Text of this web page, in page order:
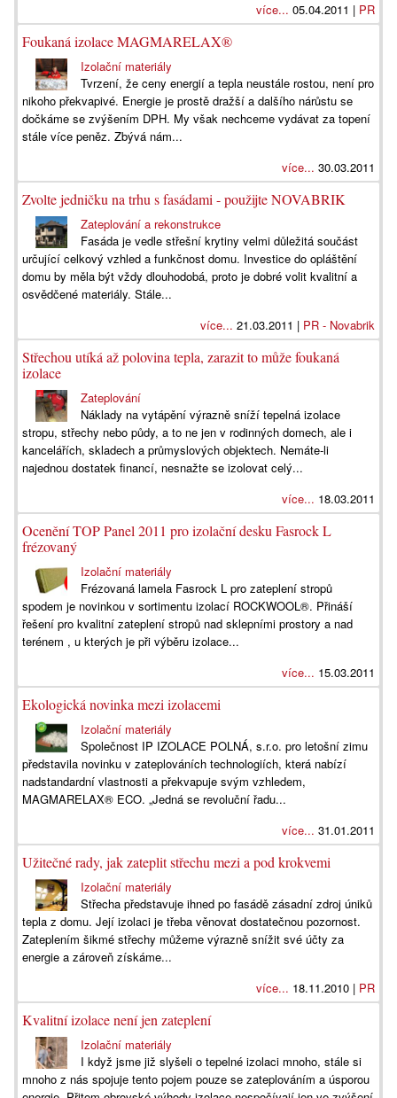
více... 05.04.2011 | PR
Foukaná izolace MAGMARELAX®
Izolační materiály
Tvrzení, že ceny energií a tepla neustále rostou, není pro
nikoho překvapivé. Energie je prostě dražší a dalšího nárůstu se
dočkáme se zvýšením DPH. My však nechceme vydávat za topení
stále více peněz. Zbývá nám...
více... 30.03.2011
Zvolte jedničku na trhu s fasádami - použijte NOVABRIK
Zateplování a rekonstrukce
Fasáda je vedle střešní krytiny velmi důležitá součást
určující celkový vzhled a funkčnost domu. Investice do opláštění
domu by měla být vždy dlouhodobá, proto je dobré volit kvalitní a
osvědčené materiály. Stále...
více... 21.03.2011 | PR - Novabrik
Střechou utíká až polovina tepla, zarazit to může foukaná
izolace
Zateplování
Náklady na vytápění výrazně sníží tepelná izolace
stropu, střechy nebo půdy, a to ne jen v rodinných domech, ale i
kancelářích, skladech a průmyslových objektech. Nemáte-li
najednou dostatek financí, nesnažte se izolovat celý...
více... 18.03.2011
Ocenění TOP Panel 2011 pro izolační desku Fasrock L
frézovaný
Izolační materiály
Frézovaná lamela Fasrock L pro zateplení stropů
spodem je novinkou v sortimentu izolací ROCKWOOL®. Přináší
řešení pro kvalitní zateplení stropů nad sklepními prostory a nad
terénem , u kterých je při výběru izolace...
více... 15.03.2011
Ekologická novinka mezi izolacemi
Izolační materiály
Společnost IP IZOLACE POLNÁ, s.r.o. pro letošní zimu
představila novinku v zateplováních technologiích, která nabízí
nadstandardní vlastnosti a překvapuje svým vzhledem,
MAGMARELAX® ECO. „Jedná se revoluční řadu...
více... 31.01.2011
Užitečné rady, jak zateplit střechu mezi a pod krokvemi
Izolační materiály
Střecha představuje ihned po fasádě zásadní zdroj úniků
tepla z domu. Její izolaci je třeba věnovat dostatečnou pozornost.
Zateplením šikmé střechy můžeme výrazně snížit své účty za
energie a zároveň získáme...
více... 18.11.2010 | PR
Kvalitní izolace není jen zateplení
Izolační materiály
I když jsme již slyšeli o tepelné izolaci mnoho, stále si
mnoho z nás spojuje tento pojem pouze se zateplováním a úsporou